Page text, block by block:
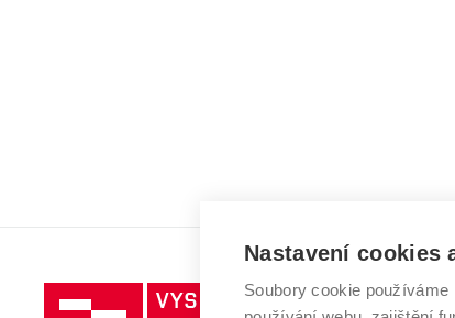
Vysoké
Nastavení cookies
Soubory cookie